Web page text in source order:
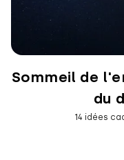
Sommeil de
du
14 idées